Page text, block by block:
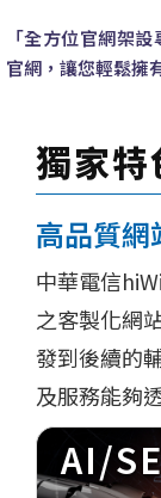
「全方位官網架
官網，讓您輕鬆擁
獨家特
高品質網
中華電信
之客製化網
發到後續的
及服務能夠
AI/